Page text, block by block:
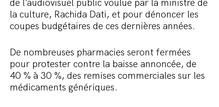
de l’audiovisuel public voulue par la ministre de
la culture, Rachida Dati, et pour dénoncer les
coupes budgétaires de ces dernières années.
De nombreuses pharmacies seront fermées
pour protester contre la baisse annoncée, de
40 % à 30 %, des remises commerciales sur les
médicaments génériques.